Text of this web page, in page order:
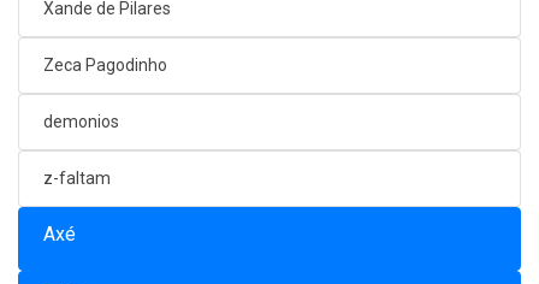
Xande de Pilares
Zeca Pagodinho
demonios
z-faltam
Axé